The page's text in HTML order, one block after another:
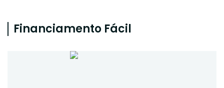
Financiamento Fácil